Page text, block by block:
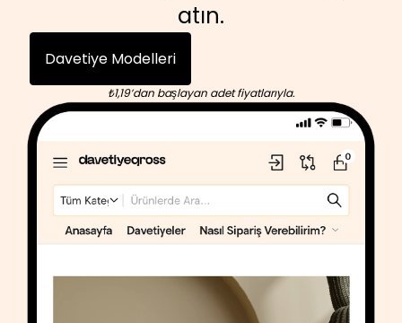
atın.
Davetiye Modelleri
₺1,19’dan başlayan adet fiyatlarıyla.